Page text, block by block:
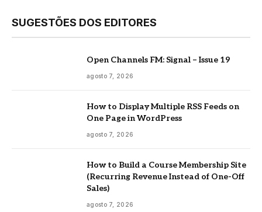
SUGESTÕES DOS EDITORES
Open Channels FM: Signal – Issue 19
agosto 7, 2026
How to Display Multiple RSS Feeds on
One Page in WordPress
agosto 7, 2026
How to Build a Course Membership Site
(Recurring Revenue Instead of One-Off
Sales)
agosto 7, 2026